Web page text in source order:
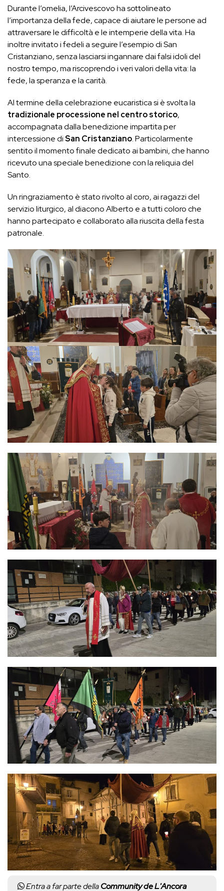
Durante l’omelia, l’Arcivescovo ha sottolineato
l’importanza della fede, capace di aiutare le persone ad
attraversare le difficoltà e le intemperie della vita. Ha
inoltre invitato i fedeli a seguire l’esempio di San
Cristanziano, senza lasciarsi ingannare dai falsi idoli del
nostro tempo, ma riscoprendo i veri valori della vita: la
fede, la speranza e la carità.
Al termine della celebrazione eucaristica si è svolta la
tradizionale processione nel centro storico,
accompagnata dalla benedizione impartita per
intercessione diSan Cristanziano. Particolarmente
sentito il momento finale dedicato ai bambini, che hanno
ricevuto una speciale benedizione con la reliquia del
Santo.
Un ringraziamento è stato rivolto al coro, ai ragazzi del
servizio liturgico, al diacono Alberto e a tutti coloro che
hanno partecipato e collaborato alla riuscita della festa
patronale.
Entra a far parte dellaCommunity de L'Ancora